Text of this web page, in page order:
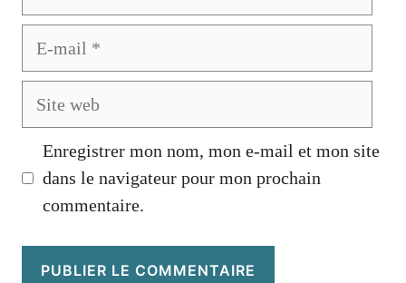
Enregistrer mon nom, mon e-mail et mon site
dans le navigateur pour mon prochain
commentaire.